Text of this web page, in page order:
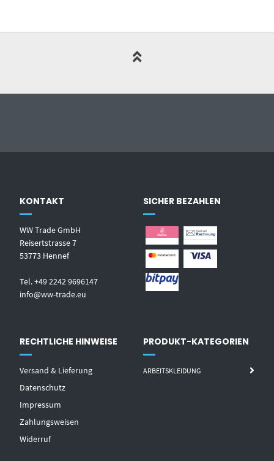
KONTAKT
WW Trade GmbH
Reisertstrasse 7
53773 Hennef
Tel. +49 2242 9696147
info@ww-trade.eu
SICHER BEZAHLEN
RECHTLICHE HINWEISE
Versand & Lieferung
Datenschutz
Impressum
Zahlungsweisen
Widerruf
PRODUKT-KATEGORIEN
ARBEITSKLEIDUNG